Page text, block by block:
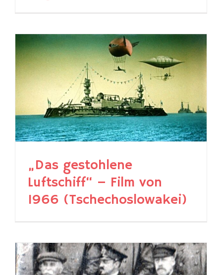
„Das gestohlene
Luftschiff“ – Film von
1966 (Tschechoslowakei)